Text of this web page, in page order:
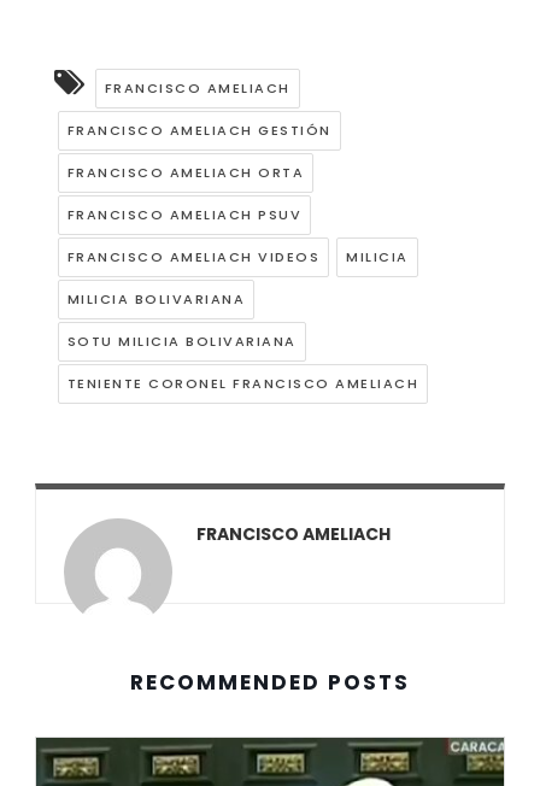
FRANCISCO AMELIACH
FRANCISCO AMELIACH GESTIÓN
FRANCISCO AMELIACH ORTA
FRANCISCO AMELIACH PSUV
FRANCISCO AMELIACH VIDEOS MILICIA
MILICIA BOLIVARIANA
SOTU MILICIA BOLIVARIANA
TENIENTE CORONEL FRANCISCO AMELIACH
FRANCISCO AMELIACH
RECOMMENDED POSTS